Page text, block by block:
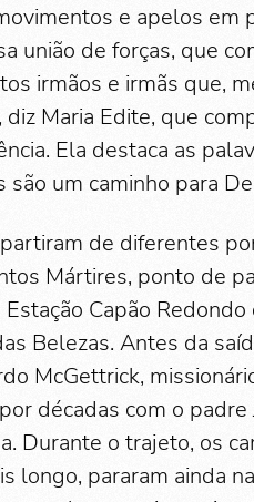
e apelos em
união de forças, que
irmãos e irmãs que,
diz Maria Edite, que
Ela destaca as
um caminho para
de diferentes
Mártires, ponto de
Capão
Belezas. Antes da
McGettrick,
décadas com o
Durante o trajeto, os
longo, pararam ainda